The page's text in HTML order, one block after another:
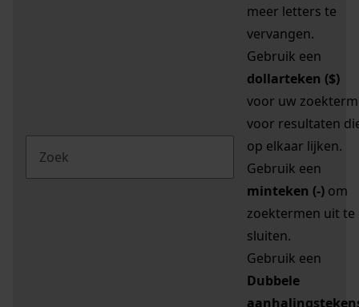
meer letters te
vervangen.
Gebruik een
dollarteken ($)
voor uw zoekterm
voor resultaten
op elkaar lijken.
Gebruik een
minteken (-) om
zoektermen uit te
sluiten.
Gebruik een
Dubbele